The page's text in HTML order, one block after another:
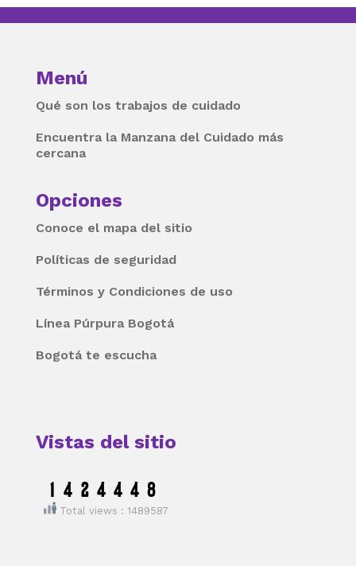
Menú
Qué son los trabajos de cuidado
Encuentra la Manzana del Cuidado más
cercana
Opciones
Conoce el mapa del sitio
Políticas de seguridad
Términos y Condiciones de uso
Línea Púrpura Bogotá
Bogotá te escucha
Vistas del sitio
Total views : 1489587